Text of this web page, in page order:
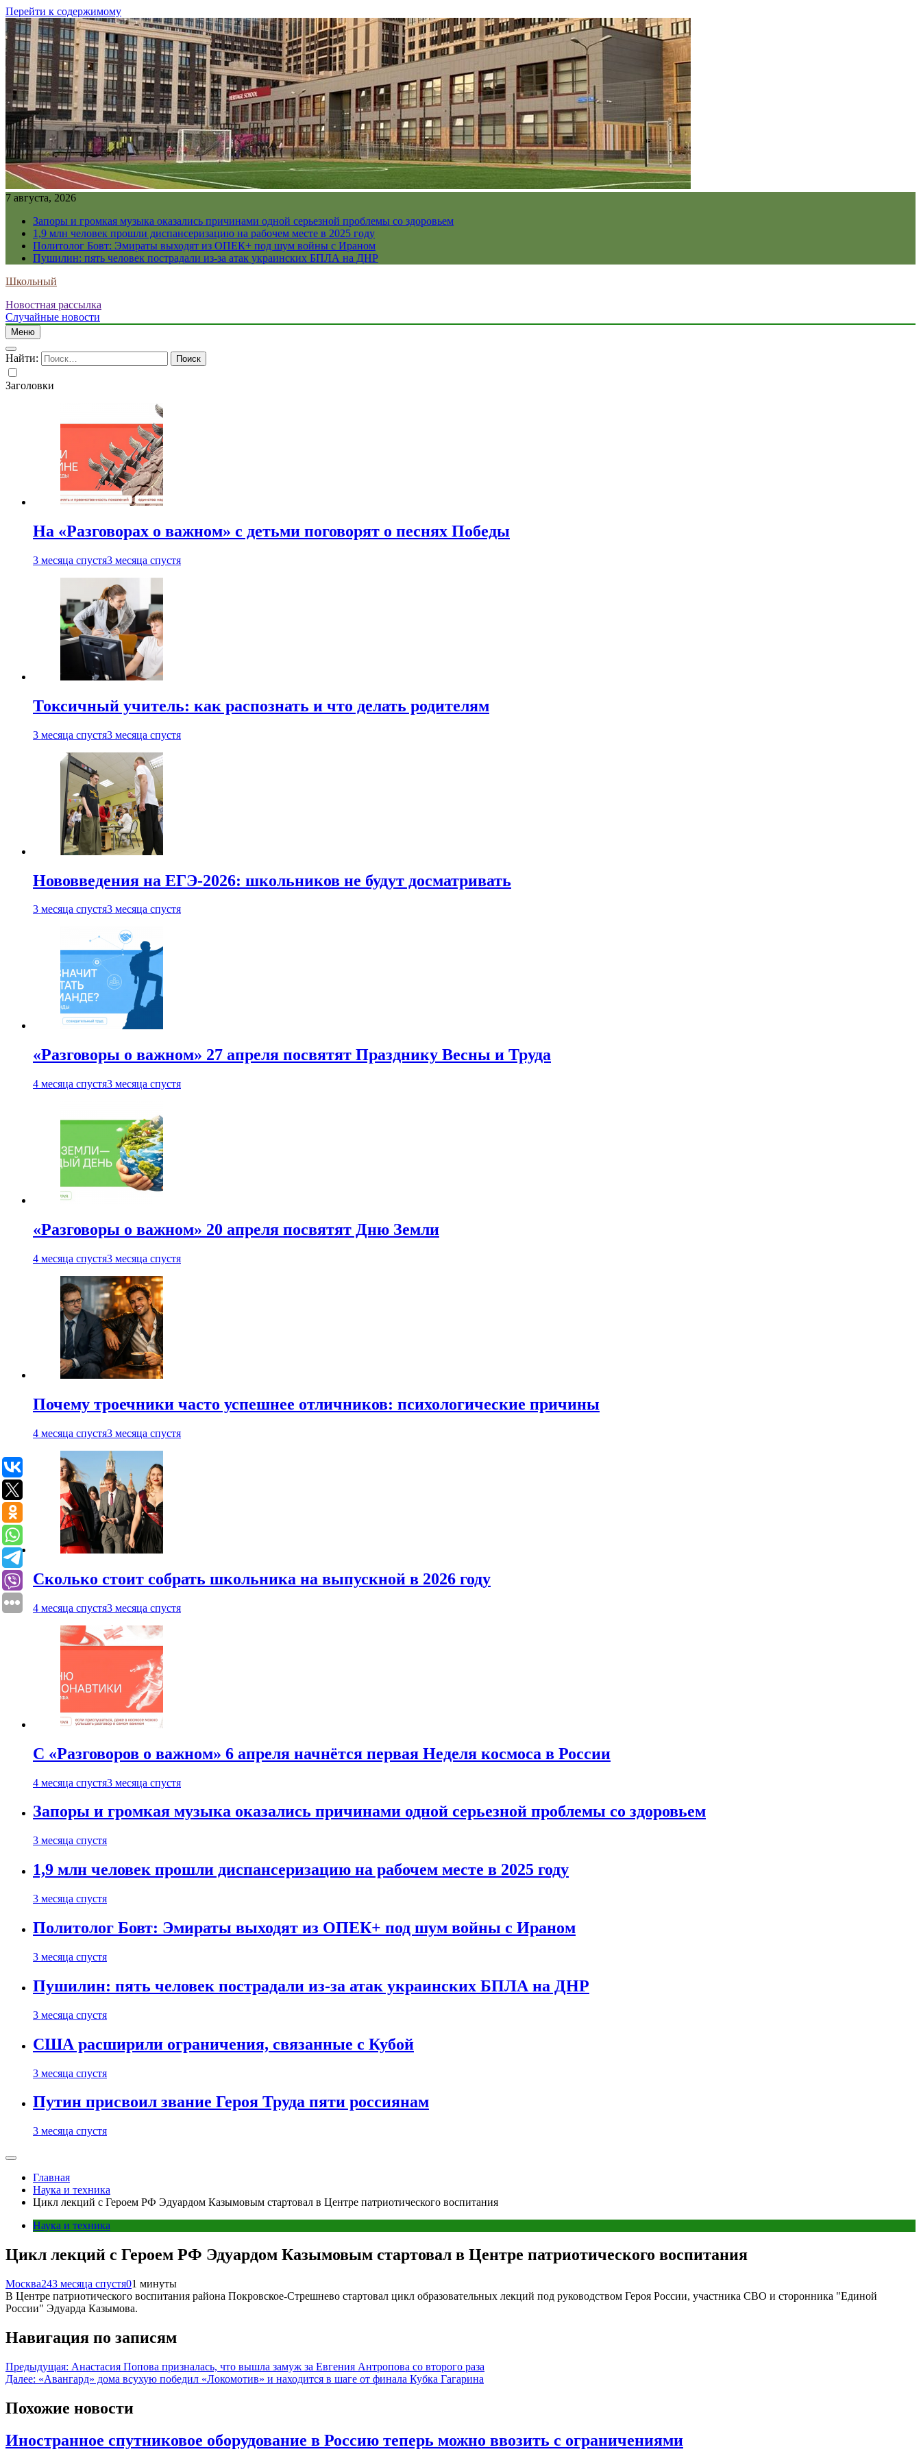
Перейти к содержимому
7 августа, 2026
Запоры и громкая музыка оказались причинами одной серьезной проблемы со здоровьем
1,9 млн человек прошли диспансеризацию на рабочем месте в 2025 году
Политолог Бовт: Эмираты выходят из ОПЕК+ под шум войны с Ираном
Пушилин: пять человек пострадали из-за атак украинских БПЛА на ДНР
Школьный
Новостная рассылка
Случайные новости
Меню
Найти:
Заголовки
На «Разговорах о важном» с детьми поговорят о песнях Победы
3 месяца спустя3 месяца спустя
Токсичный учитель: как распознать и что делать родителям
3 месяца спустя3 месяца спустя
Нововведения на ЕГЭ-2026: школьников не будут досматривать
3 месяца спустя3 месяца спустя
«Разговоры о важном» 27 апреля посвятят Празднику Весны и Труда
4 месяца спустя3 месяца спустя
«Разговоры о важном» 20 апреля посвятят Дню Земли
4 месяца спустя3 месяца спустя
Почему троечники часто успешнее отличников: психологические причины
4 месяца спустя3 месяца спустя
Сколько стоит собрать школьника на выпускной в 2026 году
4 месяца спустя3 месяца спустя
С «Разговоров о важном» 6 апреля начнётся первая Неделя космоса в России
4 месяца спустя3 месяца спустя
Запоры и громкая музыка оказались причинами одной серьезной проблемы со здоровьем
3 месяца спустя
1,9 млн человек прошли диспансеризацию на рабочем месте в 2025 году
3 месяца спустя
Политолог Бовт: Эмираты выходят из ОПЕК+ под шум войны с Ираном
3 месяца спустя
Пушилин: пять человек пострадали из-за атак украинских БПЛА на ДНР
3 месяца спустя
США расширили ограничения, связанные с Кубой
3 месяца спустя
Путин присвоил звание Героя Труда пяти россиянам
3 месяца спустя
Главная
Наука и техника
Цикл лекций с Героем РФ Эдуардом Казымовым стартовал в Центре патриотического воспитания
Наука и техника
Цикл лекций с Героем РФ Эдуардом Казымовым стартовал в Центре патриотического воспитания
Москва243 месяца спустя01 минуты
В Центре патриотического воспитания района Покровское-Стрешнево стартовал цикл образовательных лекций под руководством Героя России, участника СВО и сторонника "Единой
России" Эдуарда Казымова.
Навигация по записям
Предыдущая: Анастасия Попова призналась, что вышла замуж за Евгения Антропова со второго раза
Далее: «Авангард» дома всухую победил «Локомотив» и находится в шаге от финала Кубка Гагарина
Похожие новости
Иностранное спутниковое оборудование в Россию теперь можно ввозить с ограничениями